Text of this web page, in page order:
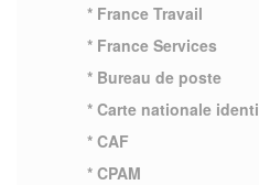
* France Travail
* France Services
* Bureau de poste
* Carte nationale
* CAF
* CPAM